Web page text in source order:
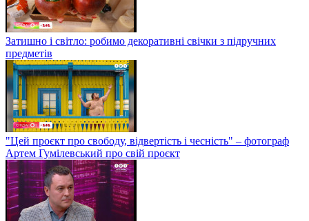
Затишно і світло: робимо декоративні свічки з підручних
предметів
"Цей проєкт про свободу, відвертість і чесність" – фотограф
Артем Гумілевський про свій проєкт